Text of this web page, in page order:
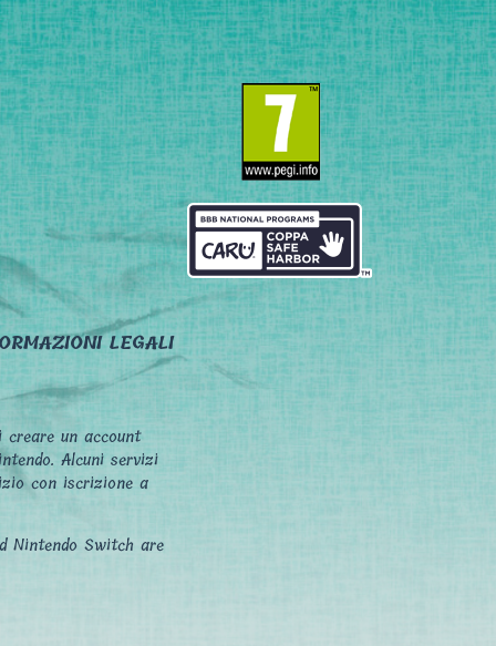
LEGALI
un account
Alcuni servizi
con iscrizione a
Nintendo Switch are